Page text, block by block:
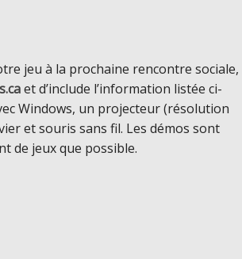
jeu à la prochaine rencontre sociale,
et d’include l’information listée ci-
Windows, un projecteur (résolution
et souris sans fil. Les démos sont
de jeux que possible.